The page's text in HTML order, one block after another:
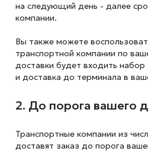
на следующий день - далее
компании.
Вы также можете
транспортной компании по
доставки будет входить набор
и доставка до терминала в
2. До порога вашего
Транспортные компании из
доставят заказ до порога